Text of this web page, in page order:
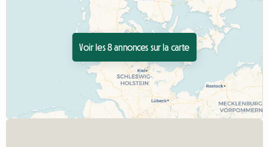
Voir les 8 annonces sur la carte